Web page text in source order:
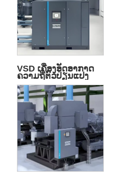
VSD ເຄື່ອງອັດອາກາດ
ຄວາມຖີ່ຕົວປ່ຽນແປງ